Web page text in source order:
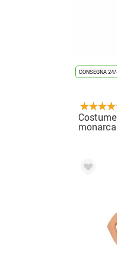
CONSEGNA